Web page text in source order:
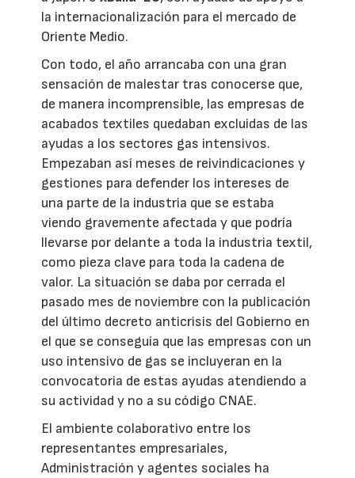
la internacionalización para el mercado de
Oriente Medio.
Con todo, el año arrancaba con una gran
sensación de malestar tras conocerse que,
de manera incomprensible, las empresas de
acabados textiles quedaban excluidas de las
ayudas a los sectores gas intensivos.
Empezaban así meses de reivindicaciones y
gestiones para defender los intereses de
una parte de la industria que se estaba
viendo gravemente afectada y que podría
llevarse por delante a toda la industria textil,
como pieza clave para toda la cadena de
valor. La situación se daba por cerrada el
pasado mes de noviembre con la publicación
del último decreto anticrisis del Gobierno en
el que se conseguía que las empresas con un
uso intensivo de gas se incluyeran en la
convocatoria de estas ayudas atendiendo a
su actividad y no a su código CNAE.
El ambiente colaborativo entre los
representantes empresariales,
Administración y agentes sociales ha